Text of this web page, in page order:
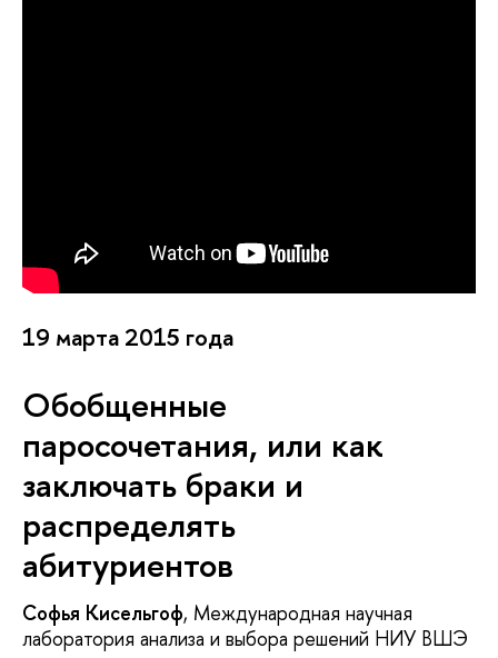
19 марта 2015 года
Обобщенные
паросочетания, или как
заключать браки и
распределять
абитуриентов
Софья Кисельгоф, Международная научная
лаборатория анализа и выбора решений НИУ ВШЭ